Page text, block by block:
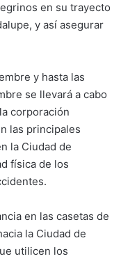
en su trayecto
y así asegurar
y hasta las
se llevará a cabo
corporación
las principales
la Ciudad de
física de los
en las casetas de
la Ciudad de
utilicen los